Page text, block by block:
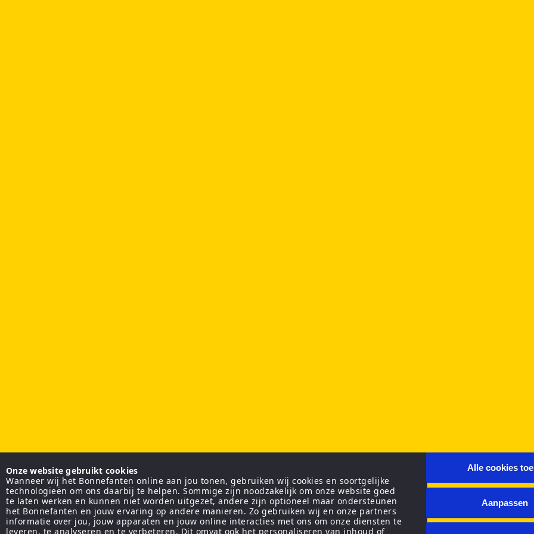
Onze website gebruikt cookies
Wanneer wij het Bonnefanten online aan jou tonen, gebruiken wij cookies en soortgelijke
technologieën om ons daarbij te helpen. Sommige zijn noodzakelijk om onze website goed
te laten werken en kunnen niet worden uitgezet, andere zijn optioneel maar ondersteunen
het Bonnefanten en jouw ervaring op andere manieren. Zo gebruiken wij en onze partners
informatie over jou, jouw apparaten en jouw online interacties met ons om onze diensten te
leveren, te analyseren en te verbeteren. Dit omvat ook het personaliseren van inhoud of
Alle cookies
Aanpassen